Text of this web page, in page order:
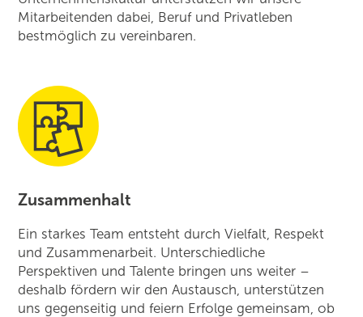
Mitarbeitenden dabei, Beruf und Privatleben
bestmöglich zu vereinbaren.
Zusammenhalt
Ein starkes Team entsteht durch Vielfalt, Respekt
und Zusammenarbeit. Unterschiedliche
Perspektiven und Talente bringen uns weiter –
deshalb fördern wir den Austausch, unterstützen
uns gegenseitig und feiern Erfolge gemeinsam, ob